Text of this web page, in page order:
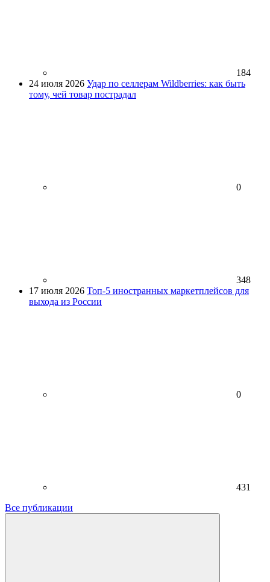
184
24 июля 2026 Удар по селлерам Wildberries: как быть
тому, чей товар пострадал
0
348
17 июля 2026 Топ-5 иностранных маркетплейсов для
выхода из России
0
431
Все публикации